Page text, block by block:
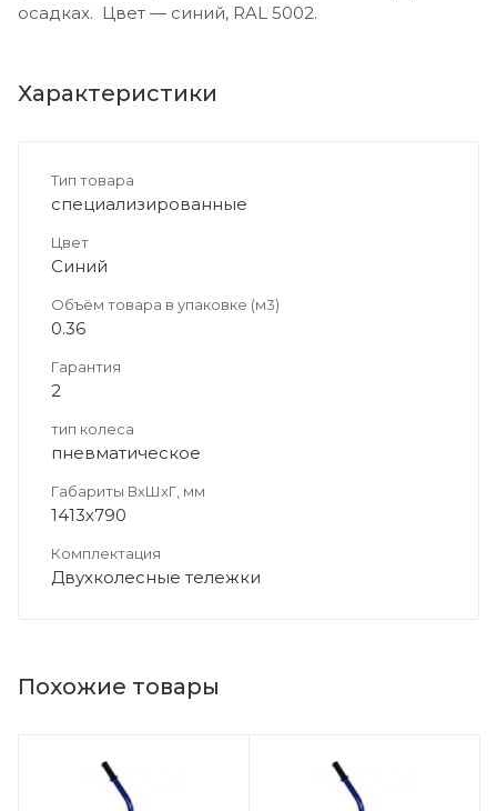
осадках. Цвет — синий, RAL 5002.
Характеристики
Тип товара
специализированные
Цвет
Синий
Объём товара в упаковке (м3)
0.36
Гарантия
2
тип колеса
пневматическое
Габариты ВхШхГ, мм
1413х790
Комплектация
Двухколесные тележки
Похожие товары